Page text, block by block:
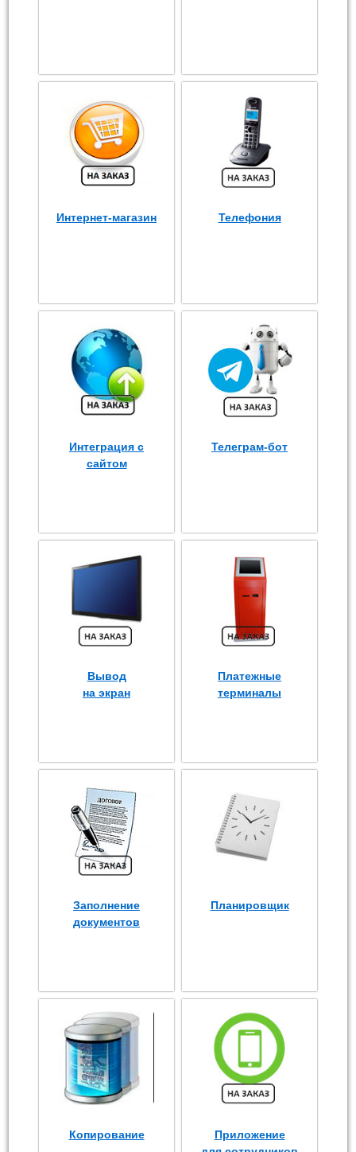
Интернет-магазин Телефония
Интеграция с
сайтом
Телеграм-бот
Вывод
на экран
Платежные
терминалы
Заполнение
документов
Планировщик
Копирование
Приложение